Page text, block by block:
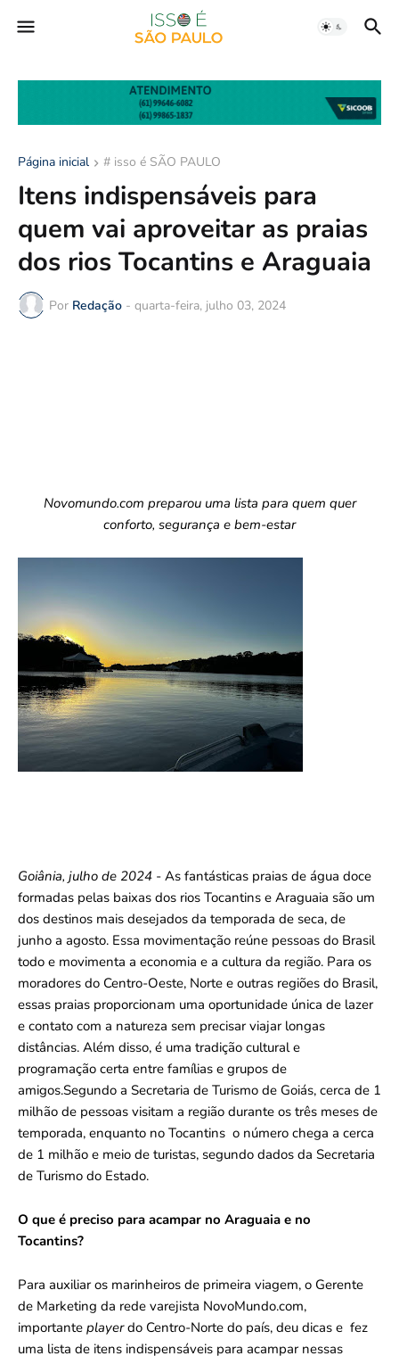
Página inicial # isso é SÃO PAULO
Itens indispensáveis para
quem vai aproveitar as praias
dos rios Tocantins e Araguaia
Por Redação - quarta-feira, julho 03, 2024
Novomundo.com preparou uma lista para quem quer
conforto, segurança e bem-estar
Goiânia, julho de 2024 - As fantásticas praias de água doce
formadas pelas baixas dos rios Tocantins e Araguaia são um
dos destinos mais desejados da temporada de seca, de
junho a agosto. Essa movimentação reúne pessoas do Brasil
todo e movimenta a economia e a cultura da região. Para os
moradores do Centro-Oeste, Norte e outras regiões do Brasil,
essas praias proporcionam uma oportunidade única de lazer
e contato com a natureza sem precisar viajar longas
distâncias. Além disso, é uma tradição cultural e
programação certa entre famílias e grupos de
amigos.Segundo a Secretaria de Turismo de Goiás, cerca de 1
milhão de pessoas visitam a região durante os três meses de
temporada, enquanto no Tocantins o número chega a cerca
de 1 milhão e meio de turistas, segundo dados da Secretaria
de Turismo do Estado.
O que é preciso para acampar no Araguaia e no
Tocantins?
Para auxiliar os marinheiros de primeira viagem, o Gerente
de Marketing da rede varejista NovoMundo.com,
importante player do Centro-Norte do país, deu dicas e fez
uma lista de itens indispensáveis para acampar nessas